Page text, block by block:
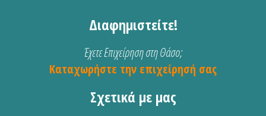
Διαφημιστείτε!
Έχετε Επιχείρηση στη Θάσο;
Καταχωρήστε την επιχείρησή σας
Σχετικά με μας